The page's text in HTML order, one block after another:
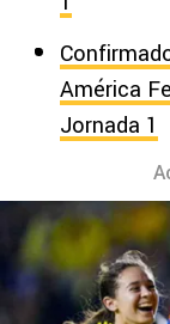
América
Jornada 1